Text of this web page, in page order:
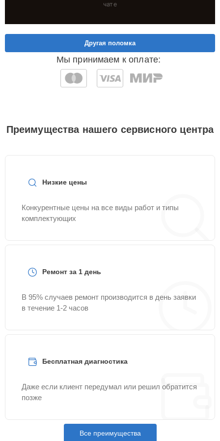
чате
Мы принимаем к оплате:
Другая поломка
Преимущества нашего сервисного центра
Низкие цены
Конкурентные цены на все виды работ и типы
комплектующих
Ремонт за 1 день
В 95% случаев ремонт производится в день заявки
в течение 1-2 часов
Бесплатная диагностика
Даже если клиент передумал или решил обратится
позже
Все преимущества